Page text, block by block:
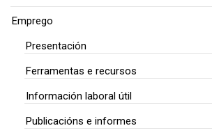
Emprego
Presentación
Ferramentas e recursos
Información laboral útil
Publicacións e informes